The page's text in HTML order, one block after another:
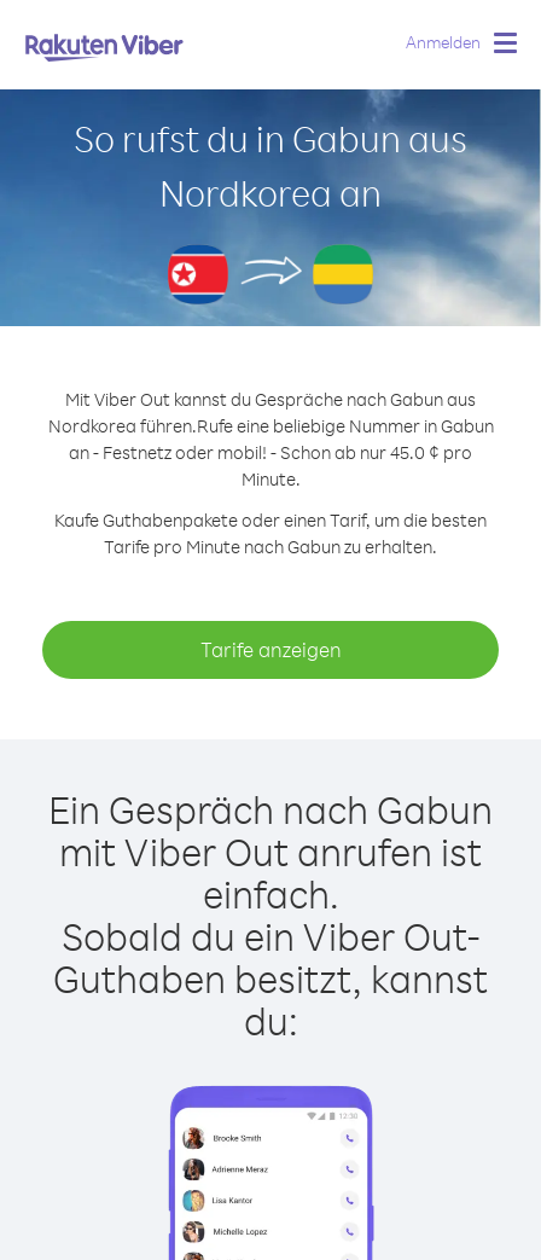
Anmelden
So rufst du in Gabun aus
Nordkorea an
Mit Viber Out kannst du Gespräche nach Gabun aus
Nordkorea führen.Rufe eine beliebige Nummer in Gabun
an - Festnetz oder mobil! - Schon ab nur 45.0 ¢ pro
Minute.
Kaufe Guthabenpakete oder einen Tarif, um die besten
Tarife pro Minute nach Gabun zu erhalten.
Tarife anzeigen
Ein Gespräch nach Gabun
mit Viber Out anrufen ist
einfach.
Sobald du ein Viber Out-
Guthaben besitzt, kannst
du: